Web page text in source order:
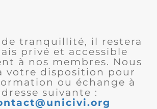
de tranquillité, il restera
privé et accessible
à nos membres. Nous
votre disposition pour
ou échange à
suivante :